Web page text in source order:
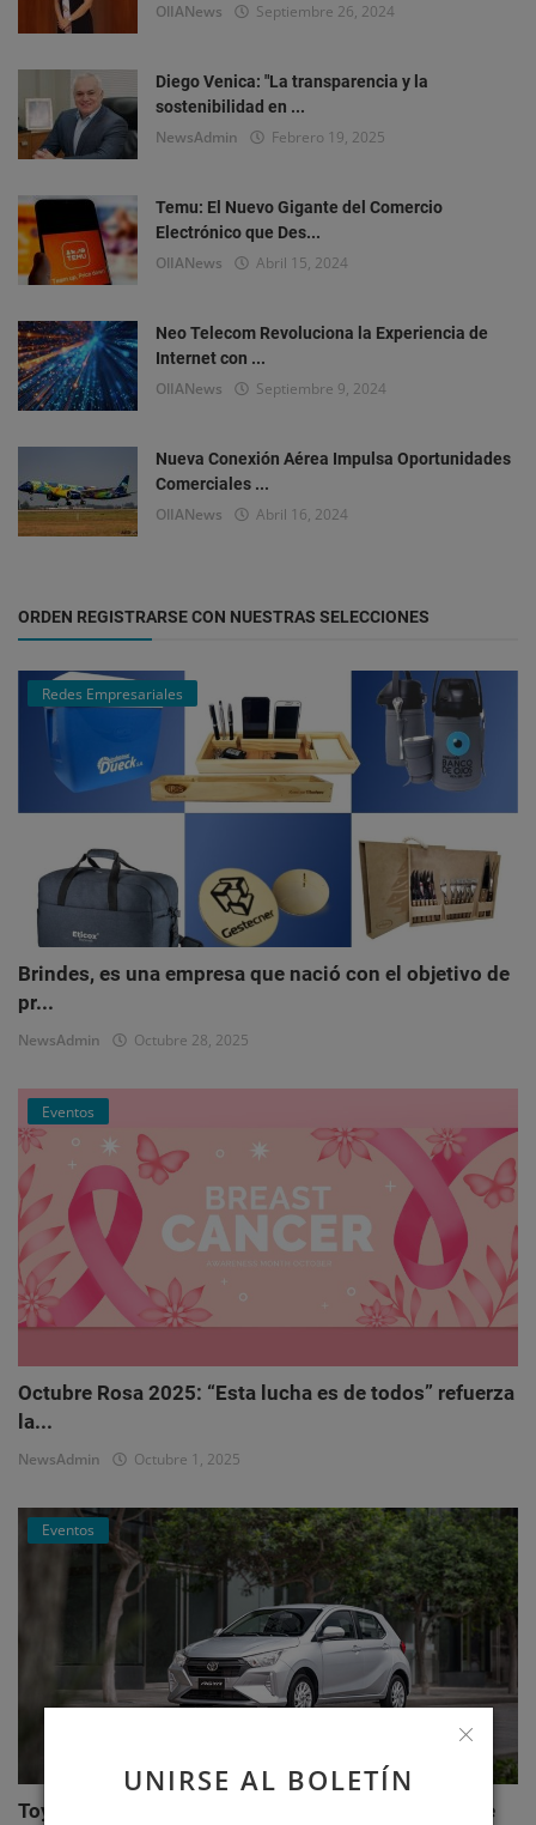
UNIRSE AL BOLETÍN
OlIANews Septiembre 26, 2024
Diego Venica: "La transparencia y la
sostenibilidad en ...
NewsAdmin Febrero 19, 2025
Temu: El Nuevo Gigante del Comercio
Electrónico que Des...
OlIANews Abril 15, 2024
Neo Telecom Revoluciona la Experiencia de
Internet con ...
OlIANews Septiembre 9, 2024
Nueva Conexión Aérea Impulsa Oportunidades
Comerciales ...
OlIANews Abril 16, 2024
ORDEN REGISTRARSE CON NUESTRAS SELECCIONES
Redes Empresariales
Brindes, es una empresa que nació con el objetivo de
pr...
NewsAdmin Octubre 28, 2025
Eventos
Octubre Rosa 2025: “Esta lucha es de todos” refuerza
la...
NewsAdmin Octubre 1, 2025
Eventos
Toyota AGYA: el nuevo hatchback de Toyotoshi que